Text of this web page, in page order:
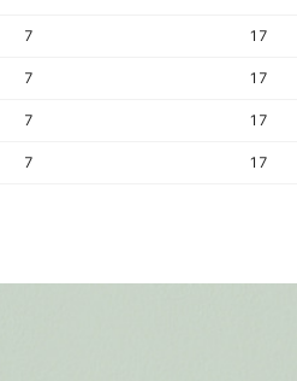
7 17
7 17
7 17
7 17